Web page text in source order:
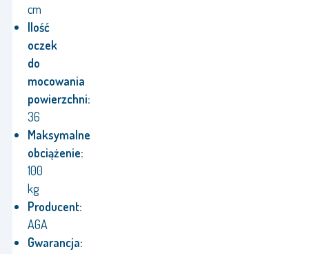
cm
Ilość
oczek
do
mocowania
powierzchni:
36
Maksymalne
obciążenie:
100
kg
Producent:
AGA
Gwarancja: